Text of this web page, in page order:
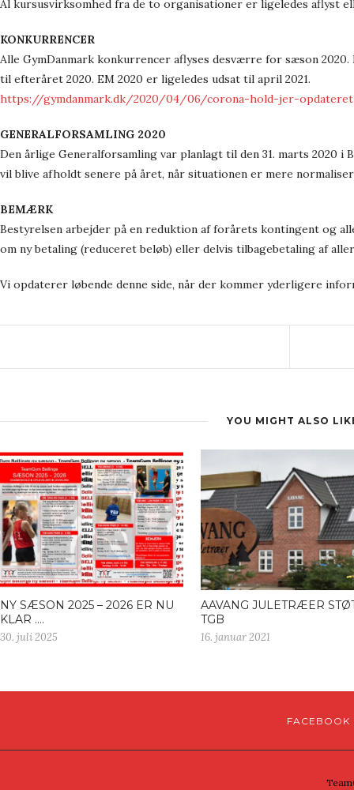
Al kursusvirksomhed fra de to organisationer er ligeledes aflyst
KONKURRENCER
Alle GymDanmark konkurrencer aflyses desværre for sæson
til efteråret 2020. EM 2020 er ligeledes udsat til april 2021.
https://gymdanmark.dk/2020/04/06/corona-hold-jer-
GENERALFORSAMLING 2020
Den årlige Generalforsamling var planlagt til den 31. marts 2020 i
vil blive afholdt senere på året, når situationen er mere
BEMÆRK
Bestyrelsen arbejder på en reduktion af forårets kontingent og
om ny betaling (reduceret beløb) eller delvis tilbagebetaling af
Vi opdaterer løbende denne side, når der kommer yderligere
YOU MIGHT ALSO
NY SÆSON 2025 – 2026 ER NU
KLAR ….
30. juli 2025
AAVANG JULETRÆER
TGB
16. januar 2021
FACEBOOK